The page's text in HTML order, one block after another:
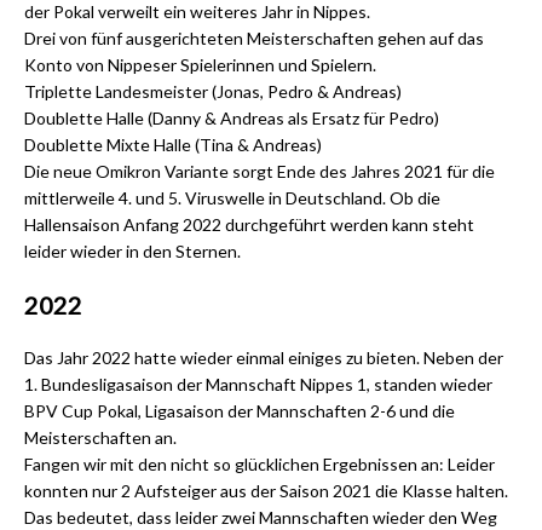
der Pokal verweilt ein weiteres Jahr in Nippes.
Drei von fünf ausgerichteten Meisterschaften gehen auf das
Konto von Nippeser Spielerinnen und Spielern.
Triplette Landesmeister (Jonas, Pedro & Andreas)
Doublette Halle (Danny & Andreas als Ersatz für Pedro)
Doublette Mixte Halle (Tina & Andreas)
Die neue Omikron Variante sorgt Ende des Jahres 2021 für die
mittlerweile 4. und 5. Viruswelle in Deutschland. Ob die
Hallensaison Anfang 2022 durchgeführt werden kann steht
leider wieder in den Sternen.
2 022
D as Jahr 2022 hatte wieder einmal einiges zu bieten. Neben der
1. Bundesligasaison der Mannschaft Nippes 1, standen wieder
BPV Cup Pokal, Ligasaison der Mannschaften 2-6 und die
Meisterschaften an.
F angen wir mit den nicht so glücklichen Ergebnissen an: Leider
konnten nur 2 Aufsteiger aus der Saison 2021 die Klasse halten.
Das bedeutet, dass leider zwei Mannschaften wieder den Weg